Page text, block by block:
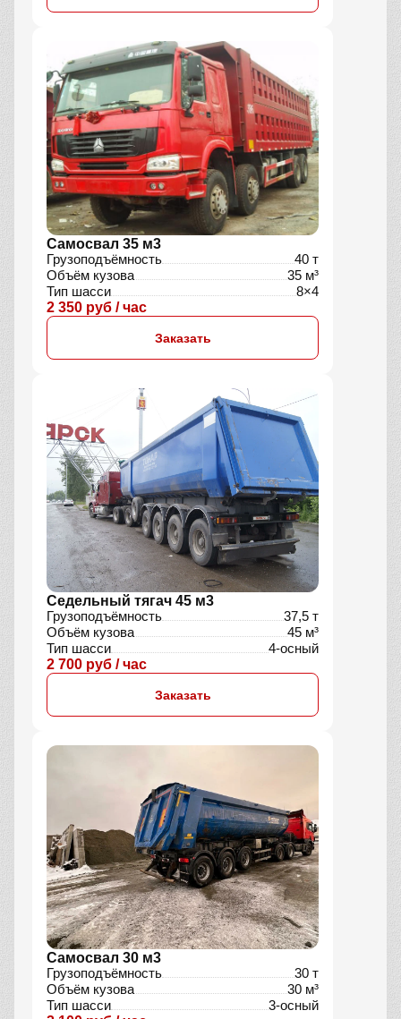
Самосвал 35 м3
Грузоподъёмность
40 т
Объём кузова
35 м³
Тип шасси
8×4
2 350 руб / час
Заказать
Седельный тягач 45 м3
Грузоподъёмность
37,5 т
Объём кузова
45 м³
Тип шасси
4-осный
2 700 руб / час
Заказать
Самосвал 30 м3
Грузоподъёмность
30 т
Объём кузова
30 м³
Тип шасси
3-осный